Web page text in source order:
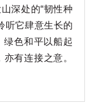
深处的“韧性种
听它肆意生长的
绿色和平以船起
有连接之意。